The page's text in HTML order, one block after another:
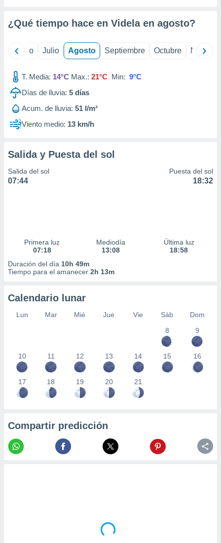
publicidad
de
¿Qué tiempo hace en Videla en agosto?
Junio Julio Agosto Septiembre Octubre
T. Media: 14°C Max.: 21°C Min: 9°C
Días de lluvia: 5 días
Acum. de lluvia: 51 l/m²
Viento medio: 13 km/h
Salida y Puesta del sol
Salida del sol
07:44
Puesta del sol
18:32
Primera luz
07:18
Mediodía
13:08
Última luz
18:58
Duración del día 10h 49m
Tiempo para el amanecer 2h 13m
Calendario lunar
Lun Mar Mié Jue Vie Sáb
Dom
8
9
10 11 12 13 14 15 16
17 18 19 20 21
Compartir predicción